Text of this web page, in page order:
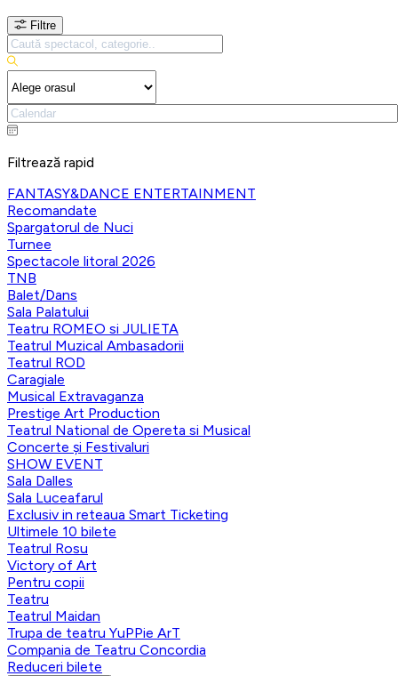
Filtre
Filtrează rapid
FANTASY&DANCE ENTERTAINMENT
Recomandate
Spargatorul de Nuci
Turnee
Spectacole litoral 2026
TNB
Balet/Dans
Sala Palatului
Teatru ROMEO si JULIETA
Teatrul Muzical Ambasadorii
Teatrul ROD
Caragiale
Musical Extravaganza
Prestige Art Production
Teatrul National de Opereta si Musical
Concerte și Festivaluri
SHOW EVENT
Sala Dalles
Sala Luceafarul
Exclusiv in reteaua Smart Ticketing
Ultimele 10 bilete
Teatrul Rosu
Victory of Art
Pentru copii
Teatru
Teatrul Maidan
Trupa de teatru YuPPie ArT
Compania de Teatru Concordia
Reduceri bilete